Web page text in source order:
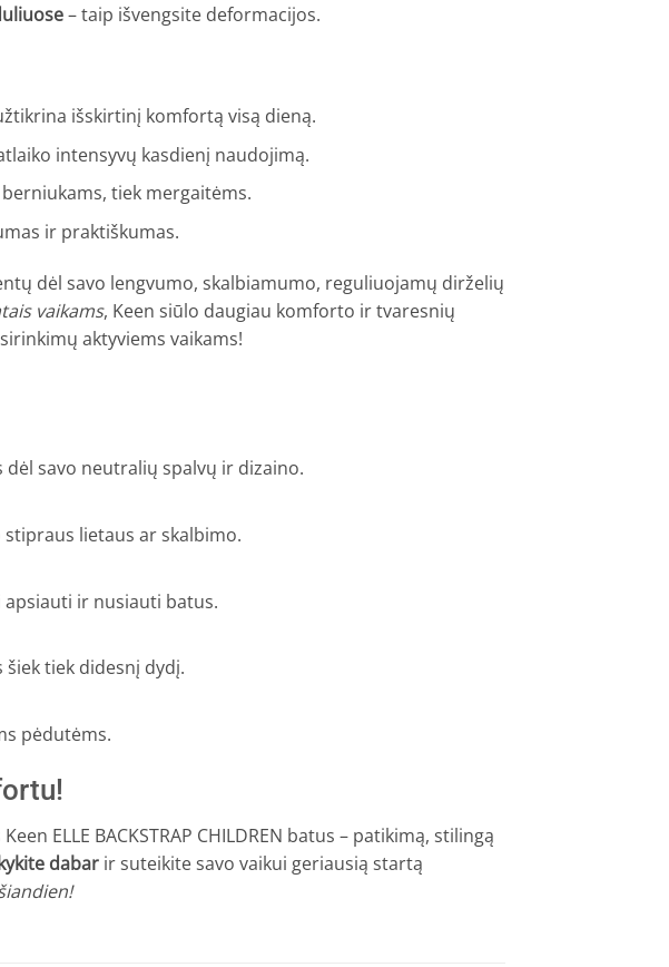
– taip išvengsite deformacijos.
išskirtinį komfortą visą dieną.
intensyvų kasdienį naudojimą.
tiek mergaitėms.
ir praktiškumas.
dėl savo lengvumo, skalbiamumo, reguliuojamų dirželių
vaikams, Keen siūlo daugiau komforto ir tvaresnių
aktyviems vaikams!
dėl savo neutralių spalvų ir dizaino.
lietaus ar skalbimo.
apsiauti ir nusiauti batus.
tiek didesnį dydį.
pėdutėms.
ELLE BACKSTRAP CHILDREN batus – patikimą, stilingą
dabar ir suteikite savo vaikui geriausią startą